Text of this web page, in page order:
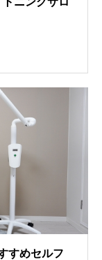
すめセルフ